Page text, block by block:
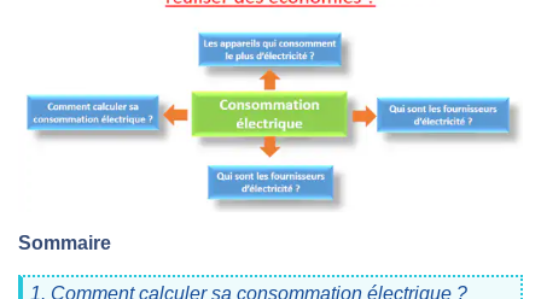
Sommaire
1. Comment calculer sa consommation électrique ?